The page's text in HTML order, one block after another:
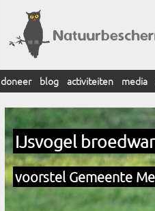
doneer blog activiteiten media
IJsvogel
voorstel Gemeente